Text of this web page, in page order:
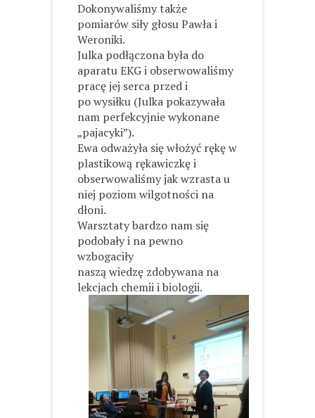
Dokonywaliśmy także
pomiarów siły głosu Pawła i
Weroniki.
Julka podłączona była do
aparatu EKG i obserwowaliśmy
pracę jej serca przed i
po wysiłku (Julka pokazywała
nam perfekcyjnie wykonane
„pajacyki”).
Ewa odważyła się włożyć rękę w
plastikową rękawiczkę i
obserwowaliśmy jak wzrasta u
niej poziom wilgotności na
dłoni.
Warsztaty bardzo nam się
podobały i na pewno
wzbogaciły
naszą wiedzę zdobywana na
lekcjach chemii i biologii.